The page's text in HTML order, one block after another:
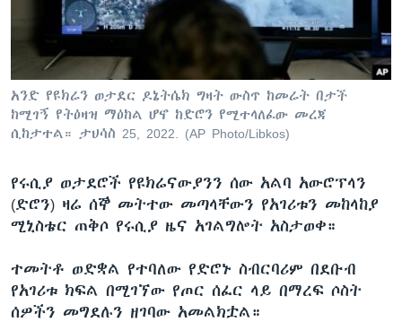
ቋንቋዎች
አንድ የዩክሬን ወታደር ዶኔትሴክ ግዛት ውስጥ ከመሬት በታች
ከሚገኝ የትዕዛዝ ማዕከል ሆኖ ከድሮን የሚተላለፈው መረጃ
ሲከታተል። ታህሳስ 25, 2022. (AP Photo/Libkos)
የሩሲያ ወታደሮች የዩክሬናውያንን ሰው አልባ አውሮፕላን
(ድሮን) ዛሬ ሰኞ መትተው መጣላቸውን የአገሪቱን መከላከያ
ሚኒስቴር ጠቅሶ የሩሲያ ዜና አገልግሎት አስታወቀ።
ተመትቶ ወድቋል የተባለው የድሮኑ ስብርባሪም በደቡብ
የአገሪቱ ክፍል በሚገኘው የጦር ሰፈር ላይ በማረፍ ሶስት
ሰዎችን መግደሉን ዘገባው አመልክቷል።